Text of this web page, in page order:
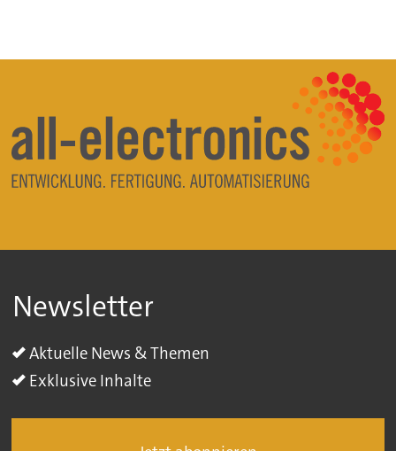
Newsletter
Aktuelle News & Themen
Exklusive Inhalte